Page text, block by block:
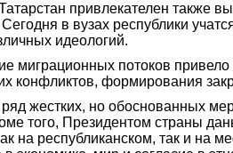
привлекателен также
Сегодня в вузах республики
идеологий.
миграционных потоков
конфликтов, формирования
жестких, но обоснованных
того, Президентом страны
на республиканском, так и на